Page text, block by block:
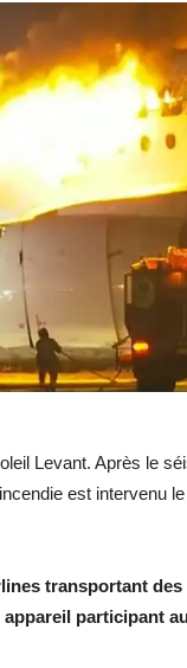
Levant. Après le
est intervenu
transportant
participant